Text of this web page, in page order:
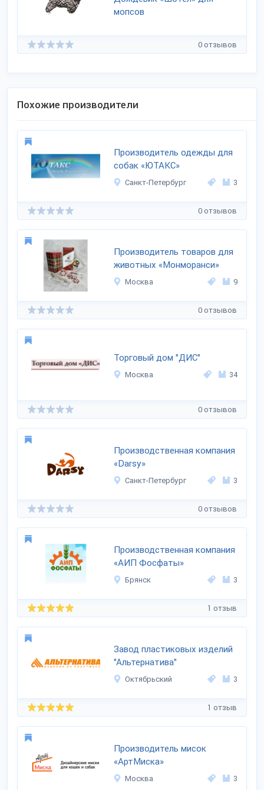
мопсов
0 отзывов
Похожие производители
Производитель одежды для
собак «ЮТАКС»
Санкт-Петербург 3
0 отзывов
Производитель товаров для
животных «Монморанси»
Москва 9
0 отзывов
Торговый дом "ДИС"
Москва 34
0 отзывов
Производственная компания
«Darsy»
Санкт-Петербург 3
0 отзывов
Производственная компания
«АИП Фосфаты»
Брянск 3
1 отзыв
Завод пластиковых изделий
"Альтернатива"
Октябрьский 3
1 отзыв
Производитель мисок
«АртМиска»
Москва 3